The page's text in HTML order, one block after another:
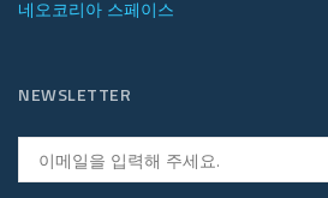
네오코리아 스페이스
NEWSLETTER